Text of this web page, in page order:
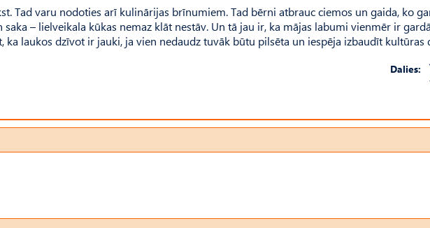
Tad varu nodoties arī kulinārijas brīnumiem. Tad bērni atbrauc ciemos un gaida, ko
saka – lielveikala kūkas nemaz klāt nestāv. Un tā jau ir, ka mājas labumi vienmēr ir
ka laukos dzīvot ir jauki, ja vien nedaudz tuvāk būtu pilsēta un iespēja izbaudīt kultūras
Dalies: